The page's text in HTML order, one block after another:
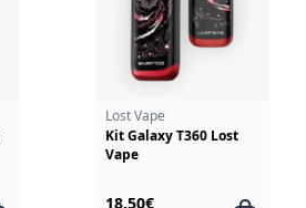
Lost Vape
Kit Galaxy T360 Lost
Vape
18.50€